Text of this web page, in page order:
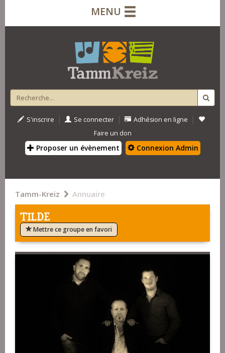
MENU
S'inscrire | Se connecter | Adhésion en ligne |
Faire un don
Proposer un évènement Connexion Admin
Tamm-Kreiz Annuaire
TILDE
Mettre ce groupe en favori